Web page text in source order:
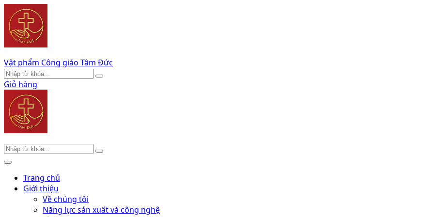
Vật phẩm Công giáo Tâm Đức
Giỏ hàng
Trang chủ
Giới thiệu
Về chúng tôi
Năng lực sản xuất và công nghệ